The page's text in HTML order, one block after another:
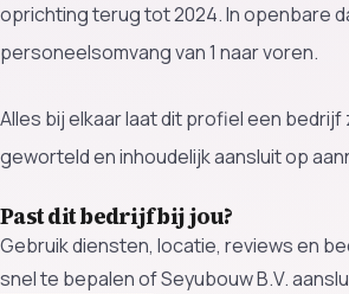
oprichting terug tot 2024. In openbare
personeelsomvang van 1 naar voren.
Alles bij elkaar laat dit profiel een bedrijf
geworteld en inhoudelijk aansluit op
Past dit bedrijf bij jou?
Gebruik diensten, locatie, reviews en
snel te bepalen of Seyubouw B.V.